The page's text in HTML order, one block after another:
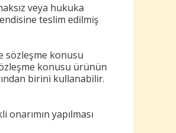
veya hukuka
teslim edilmiş
sözleşme konusu
konusu ürünün
birini kullanabilir.
yapılması